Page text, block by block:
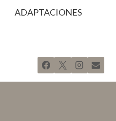
ADAPTACIONES